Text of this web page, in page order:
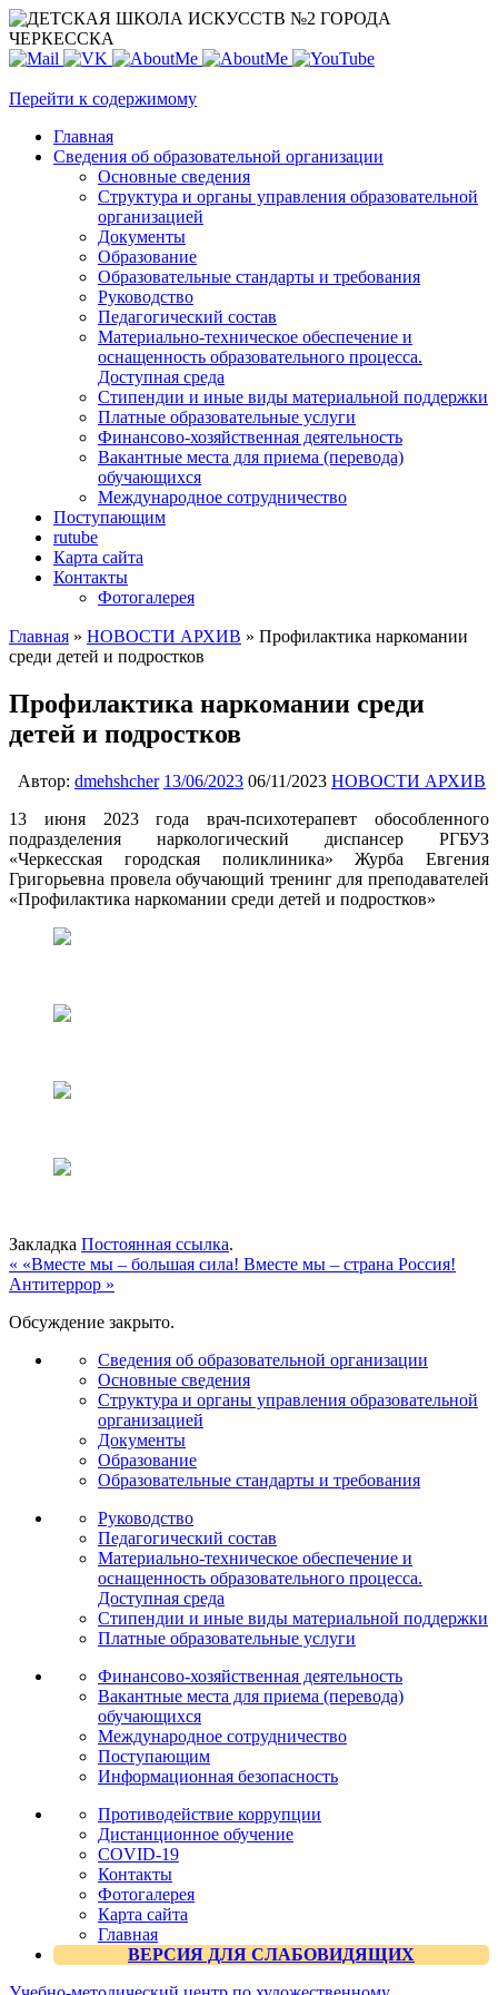
Перейти к содержимому
Главная
Сведения об образовательной организации
Основные сведения
Структура и органы управления образовательной
организацией
Документы
Образование
Образовательные стандарты и требования
Руководство
Педагогический состав
Материально-техническое обеспечение и
оснащенность образовательного процесса.
Доступная среда
Стипендии и иные виды материальной поддержки
Платные образовательные услуги
Финансово-хозяйственная деятельность
Вакантные места для приема (перевода)
обучающихся
Международное сотрудничество
Поступающим
rutube
Карта сайта
Контакты
Фотогалерея
Главная » НОВОСТИ АРХИВ » Профилактика наркомании
среди детей и подростков
Профилактика наркомании среди
детей и подростков
Автор: dmehshcher 13/06/2023 06/11/2023 НОВОСТИ АРХИВ
13 июня 2023 года врач-психотерапевт обособленного
подразделения наркологический диспансер РГБУЗ
«Черкесская городская поликлиника» Журба Евгения
Григорьевна провела обучающий тренинг для преподавателей
«Профилактика наркомании среди детей и подростков»
Закладка Постоянная ссылка.
« «Вместе мы – большая сила! Вместе мы – страна Россия!
Aнтитеррор »
Обсуждение закрыто.
Сведения об образовательной организации
Основные сведения
Структура и органы управления образовательной
организацией
Документы
Образование
Образовательные стандарты и требования
Руководство
Педагогический состав
Материально-техническое обеспечение и
оснащенность образовательного процесса.
Доступная среда
Стипендии и иные виды материальной поддержки
Платные образовательные услуги
Финансово-хозяйственная деятельность
Вакантные места для приема (перевода)
обучающихся
Международное сотрудничество
Поступающим
Информационная безопасность
Противодействие коррупции
Дистанционное обучение
COVID-19
Контакты
Фотогалерея
Карта сайта
Главная
ВЕРСИЯ ДЛЯ СЛАБОВИДЯЩИХ